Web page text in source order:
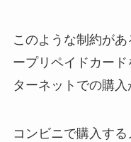
このような制約が
ープリペイドカー
ターネットでの購入
コンビニで購入す